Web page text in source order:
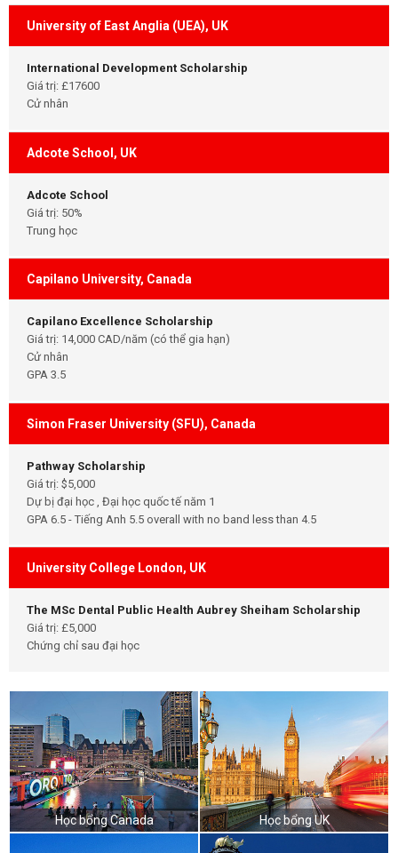
University of East Anglia (UEA), UK
International Development Scholarship
Giá trị: £17600
Cử nhân
Adcote School, UK
Adcote School
Giá trị: 50%
Trung học
Capilano University, Canada
Capilano Excellence Scholarship
Giá trị: 14,000 CAD/năm (có thể gia hạn)
Cử nhân
GPA 3.5
Simon Fraser University (SFU), Canada
Pathway Scholarship
Giá trị: $5,000
Dự bị đại học , Đại học quốc tế năm 1
GPA 6.5 - Tiếng Anh 5.5 overall with no band less than 4.5
University College London, UK
The MSc Dental Public Health Aubrey Sheiham Scholarship
Giá trị: £5,000
Chứng chỉ sau đại học
Học bổng Canada Học bổng UK